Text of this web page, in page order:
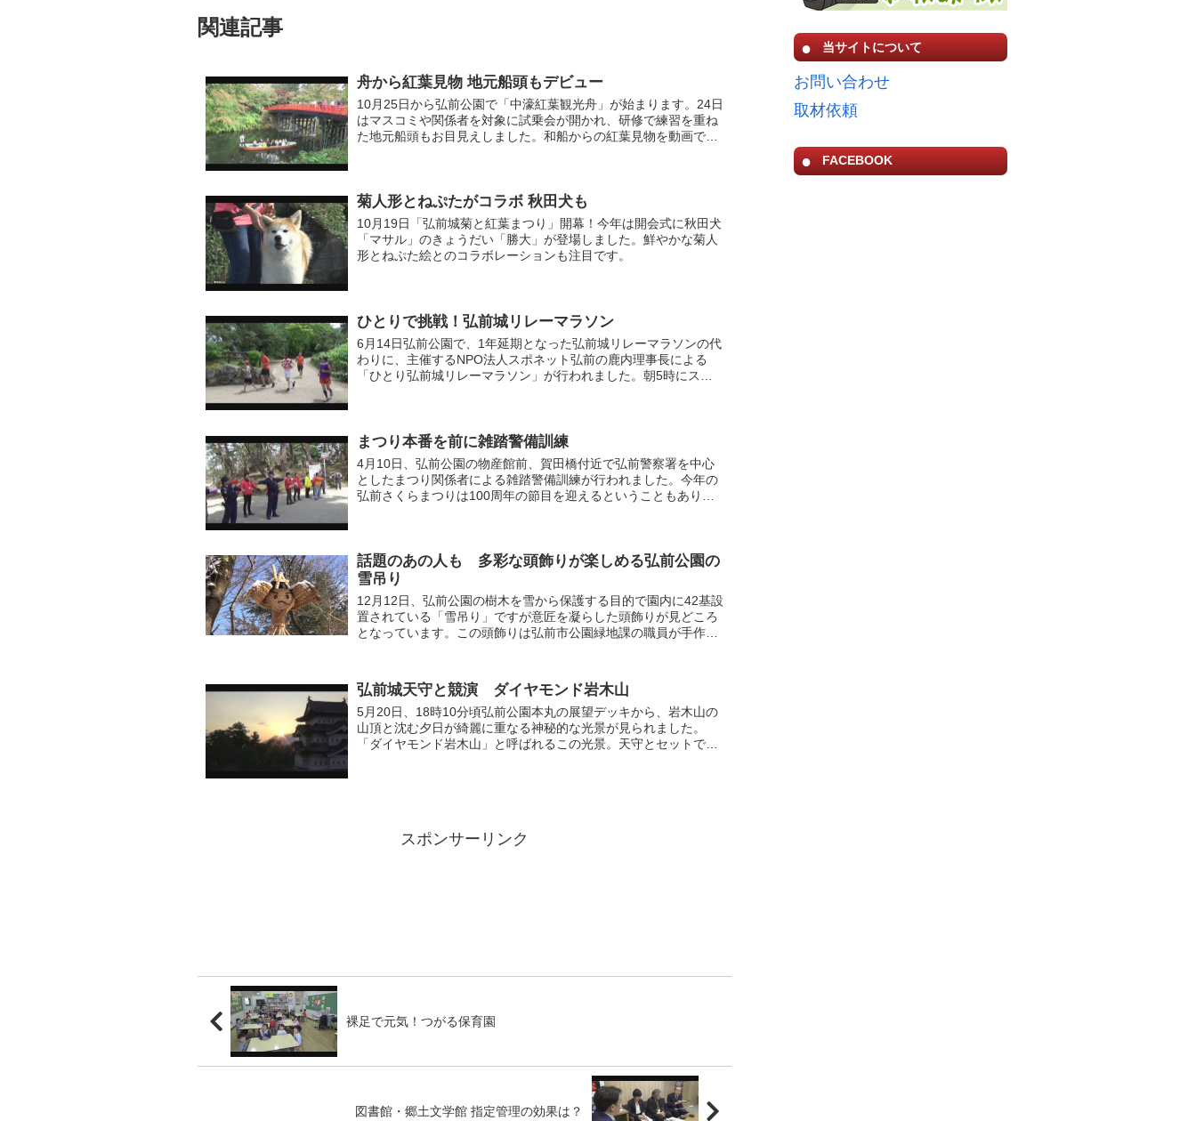
関連記事
舟から紅葉見物 地元船頭もデビュー
10月25日から弘前公園で「中濠紅葉観光舟」が始まります。24日
はマスコミや関係者を対象に試乗会が開かれ、研修で練習を重ね
た地元船頭もお目見えしました。和船からの紅葉見物を動画でど
菊人形とねぷたがコラボ 秋田犬も
10月19日「弘前城菊と紅葉まつり」開幕！今年は開会式に秋田犬
「マサル」のきょうだい「勝大」が登場しました。鮮やかな菊人
形とねぷた絵とのコラボレーションも注目です。
ひとりで挑戦！弘前城リレーマラソン
6月14日弘前公園で、1年延期となった弘前城リレーマラソンの代
わりに、主催するNPO法人スポネット弘前の鹿内理事長による
「ひとり弘前城リレーマラソン」が行われました。朝5時にスタ
まつり本番を前に雑踏警備訓練
4月10日、弘前公園の物産館前、賀田橋付近で弘前警察署を中心
としたまつり関係者による雑踏警備訓練が行われました。今年の
弘前さくらまつりは100周年の節目を迎えるということもあり、
話題のあの人も 多彩な頭飾りが楽しめる弘前公園の
雪吊り
12月12日、弘前公園の樹木を雪から保護する目的で園内に42基設
置されている「雪吊り」ですが意匠を凝らした頭飾りが見どころ
となっています。この頭飾りは弘前市公園緑地課の職員が手作り
弘前城天守と競演 ダイヤモンド岩木山
5月20日、18時10分頃弘前公園本丸の展望デッキから、岩木山の
山頂と沈む夕日が綺麗に重なる神秘的な光景が見られました。
「ダイヤモンド岩木山」と呼ばれるこの光景。天守とセットで見
スポンサーリンク
裸足で元気！つがる保育園
図書館・郷土文学館 指定管理の効果は？
当サイトについて
お問い合わせ
取材依頼
FACEBOOK